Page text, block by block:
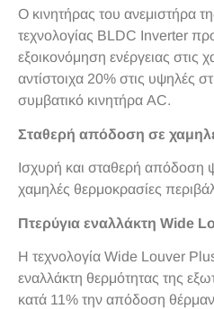
Ο κινητήρας του ανεμιστήρα
τεχνολογίας BLDC Inverter
εξοικονόμηση ενέργειας στις
αντίστοιχα 20% στις υψηλές
συμβατικό κινητήρα AC.
Σταθερή απόδοση σε
Ισχυρή και σταθερή απόδοση
χαμηλές θερμοκρασίες
Πτερύγια εναλλάκτη Wide
H τεχνολογία Wide Louver
εναλλάκτη θερμότητας της
κατά 11% την απόδοση